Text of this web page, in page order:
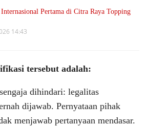
Internasional Pertama di Citra Raya Topping
14:43
tersebut adalah:
dihindari: legalitas
dijawab. Pernyataan pihak
menjawab pertanyaan mendasar.